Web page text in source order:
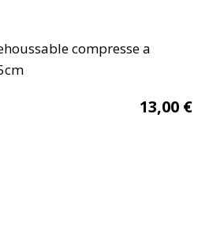
compresse a
13,00 €